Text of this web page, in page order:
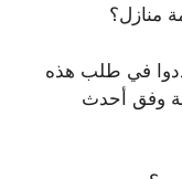
منازل؟
في طلب هذه
وفق أحدث